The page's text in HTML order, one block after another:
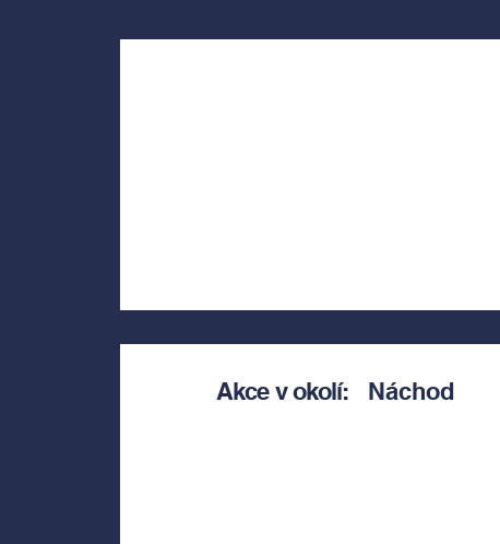
Akce v okolí: Náchod